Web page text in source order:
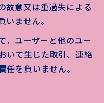
故意又は重過失による
ません。
，ユーザーと他のユー
いて生じた取引、連絡
任を負いません。